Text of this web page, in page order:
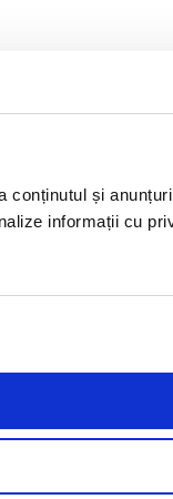
conținutul și
informații cu